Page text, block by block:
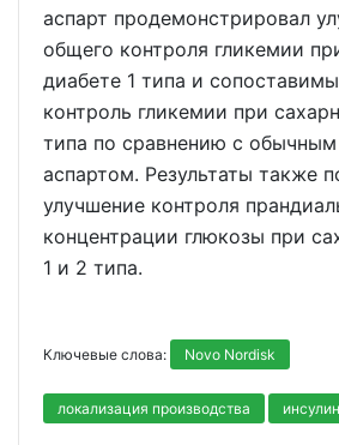
аспарт продемонстрировал
общего контроля гликемии
диабете 1 типа и
контроль гликемии при
типа по сравнению с
аспартом. Результаты также
улучшение контроля
концентрации глюкозы при
1 и 2 типа.
Ключевые слова: Novo Nordisk
локализация производства инсулин